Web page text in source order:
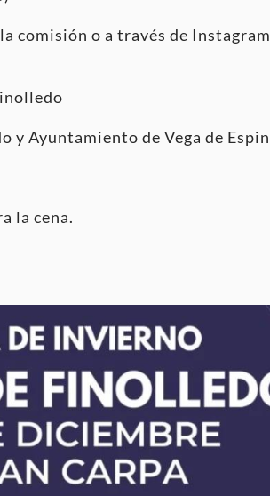
comisión o a través de
y Ayuntamiento de Vega de
la cena.